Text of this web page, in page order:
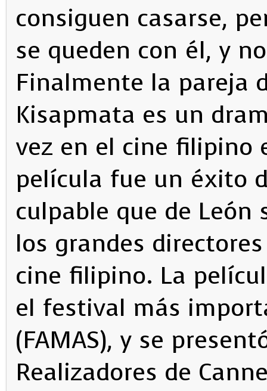
consiguen casarse,
se queden con él, y
Finalmente la pareja
Kisapmata es un
vez en el cine filipino
película fue un éxito
culpable que de
los grandes
cine filipino. La
el festival más
(FAMAS), y se
Realizadores de